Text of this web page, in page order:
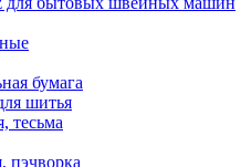
бумага
шитья
тесьма
пэчворка